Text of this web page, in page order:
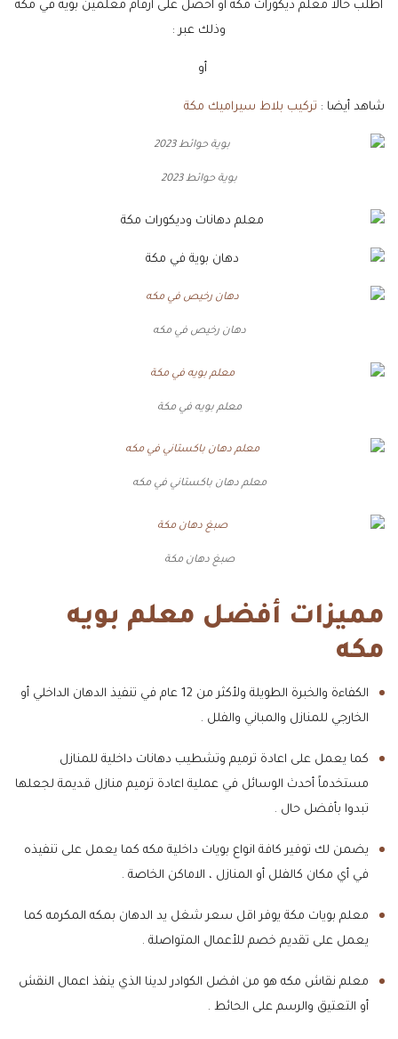
اطلب حالاً معلم ديكورات مكه أو احصل على أرقام معلمين بويه في مكه
وذلك عبر :
أو
شاهد أيضا : تركيب بلاط سيراميك مكة
بوية حوائط 2023
دهان رخيص في مكه
معلم بويه في مكة
معلم دهان باكستاني في مكه
صبغ دهان مكة
مميزات أفضل معلم بويه
مكه
الكفاءة والخبرة الطويلة ولأكثر من 12 عام في تنفيذ الدهان الداخلي أو
الخارجي للمنازل والمباني والفلل .
كما يعمل على اعادة ترميم وتشطيب دهانات داخلية للمنازل
مستخدماً أحدث الوسائل في عملية اعادة ترميم منازل قديمة لجعلها
تبدوا بأفضل حال .
يضمن لك توفير كافة انواع بويات داخلية مكه كما يعمل على تنفيذه
في أي مكان كالفلل أو المنازل ، الاماكن الخاصة .
معلم بويات مكة يوفر اقل سعر شغل يد الدهان بمكه المكرمه كما
يعمل على تقديم خصم للأعمال المتواصلة .
معلم نقاش مكه هو من افضل الكوادر لدينا الذي ينفذ اعمال النقش
أو التعتيق والرسم على الحائط .